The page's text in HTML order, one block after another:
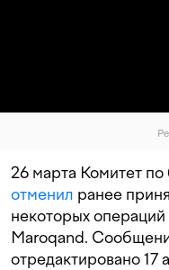
26 марта Комитет
отменил ранее
некоторых
Maroqand.
отредактировано 17